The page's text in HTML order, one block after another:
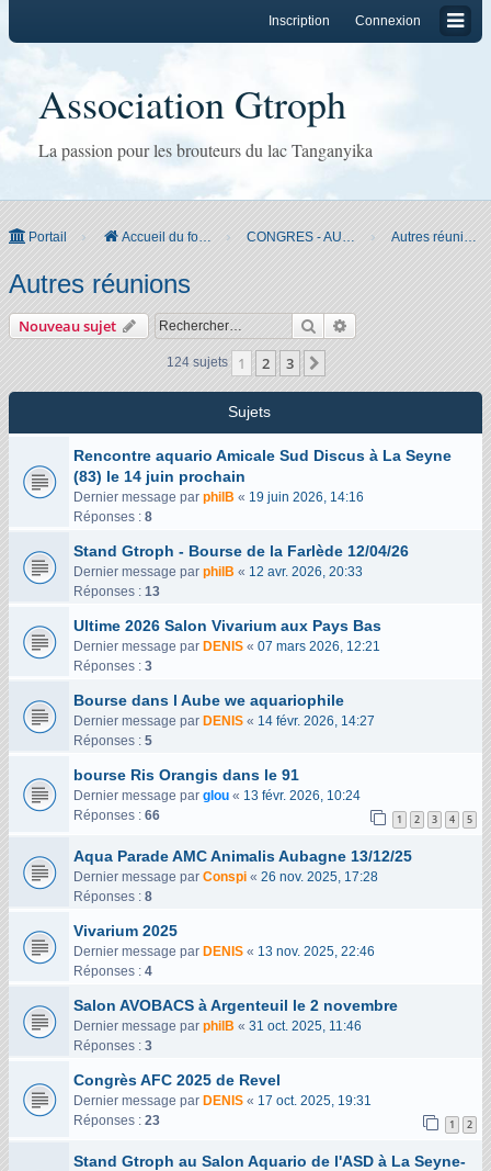
Connexion
Inscription
Association Gtroph
La passion pour les brouteurs du lac Tanganyika
Portail Accueil du forum CONGRES - AUTRES REUNIONS & BOURSES Autres réunions
Autres réunions
Nouveau sujet Rechercher
124 sujets 1 2 3
Sujets
Rencontre aquario Amicale Sud Discus à La Seyne
(83) le 14 juin prochain
Dernier message par philB « 19 juin 2026, 14:16
Réponses : 8
Stand Gtroph - Bourse de la Farlède 12/04/26
Dernier message par philB « 12 avr. 2026, 20:33
Réponses : 13
Ultime 2026 Salon Vivarium aux Pays Bas
Dernier message par DENIS « 07 mars 2026, 12:21
Réponses : 3
Bourse dans l Aube we aquariophile
Dernier message par DENIS « 14 févr. 2026, 14:27
Réponses : 5
bourse Ris Orangis dans le 91
Dernier message par glou « 13 févr. 2026, 10:24
Réponses : 66 1 2 3 4 5
Aqua Parade AMC Animalis Aubagne 13/12/25
Dernier message par Conspi « 26 nov. 2025, 17:28
Réponses : 8
Vivarium 2025
Dernier message par DENIS « 13 nov. 2025, 22:46
Réponses : 4
Salon AVOBACS à Argenteuil le 2 novembre
Dernier message par philB « 31 oct. 2025, 11:46
Réponses : 3
Congrès AFC 2025 de Revel
Dernier message par DENIS « 17 oct. 2025, 19:31
Réponses : 23 1 2
Stand Gtroph au Salon Aquario de l'ASD à La Seyne-